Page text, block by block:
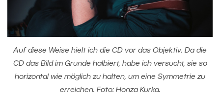
Auf diese Weise hielt ich die CD vor das Objektiv. Da die
CD das Bild im Grunde halbiert, habe ich versucht, sie so
horizontal wie möglich zu halten, um eine Symmetrie zu
erreichen. Foto: Honza Kurka.